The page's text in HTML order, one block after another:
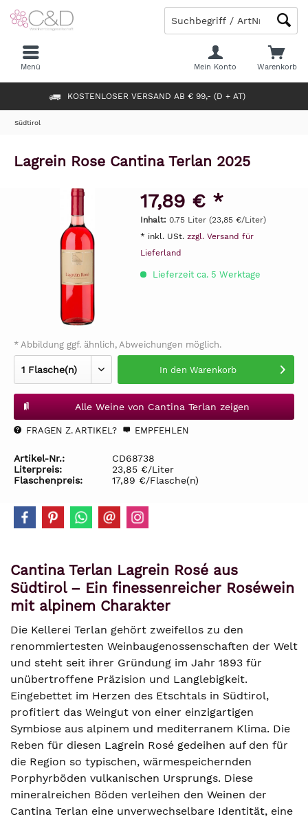
KOSTENLOSER VERSAND AB € 99,- (D + AT)
Warenkorb
Mein Konto
Menü
Südtirol
Lagrein Rose Cantina Terlan 2025
17,89 € *
Inhalt: 0.75 Liter (23,85 €/Liter)
* inkl. USt. zzgl. Versand für
Lieferland
Lieferzeit ca. 5 Werktage
* Abbildung ggf. ähnlich, Abweichungen möglich.
In den Warenkorb
Alle Weine von Cantina Terlan zeigen
FRAGEN Z. ARTIKEL? EMPFEHLEN
Artikel-Nr.:
CD68738
Literpreis:
23,85 €/Liter
Flaschenpreis:
17,89 €/Flasche(n)
Cantina Terlan Lagrein Rosé aus
Südtirol – Ein finessenreicher Roséwein
mit alpinem Charakter
Die Kellerei Terlan gehört zweifellos zu den
renommiertesten Weinbaugenossenschaften der Welt
und steht seit ihrer Gründung im Jahr 1893 für
unübertroffene Präzision und Langlebigkeit.
Eingebettet im Herzen des Etschtals in Südtirol,
profitiert das Weingut von einer einzigartigen
Symbiose aus alpinem und mediterranem Klima. Die
Reben für diesen Lagrein Rosé gedeihen auf den für
die Region so typischen, wärmespeichernden
Porphyrböden vulkanischen Ursprungs. Diese
mineralreichen Böden verleihen den Weinen der
Cantina Terlan eine unverwechselbare Identität, eine